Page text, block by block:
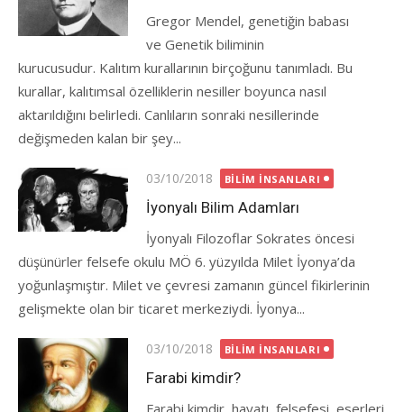
Gregor Mendel, genetiğin babası
ve Genetik biliminin
kurucusudur. Kalıtım kurallarının birçoğunu tanımladı. Bu
kurallar, kalıtımsal özelliklerin nesiller boyunca nasıl
aktarıldığını belirledi. Canlıların sonraki nesillerinde
değişmeden kalan bir şey...
Posted
on
03/10/2018 BILIM İNSANLARI
İyonyalı Bilim Adamları
İyonyalı Filozoflar Sokrates öncesi
düşünürler felsefe okulu MÖ 6. yüzyılda Milet İyonya’da
yoğunlaşmıştır. Milet ve çevresi zamanın güncel fikirlerinin
gelişmekte olan bir ticaret merkeziydi. İyonya...
Posted
on
03/10/2018 BILIM İNSANLARI
Farabi kimdir?
Farabi kimdir, hayatı, felsefesi, eserleri